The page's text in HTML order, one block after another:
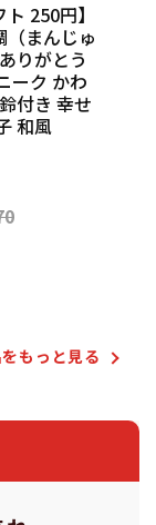
ト 250円】
（まんじゅ
りがとう
ーク かわ
付き 幸せ
和風
もっと⾒る